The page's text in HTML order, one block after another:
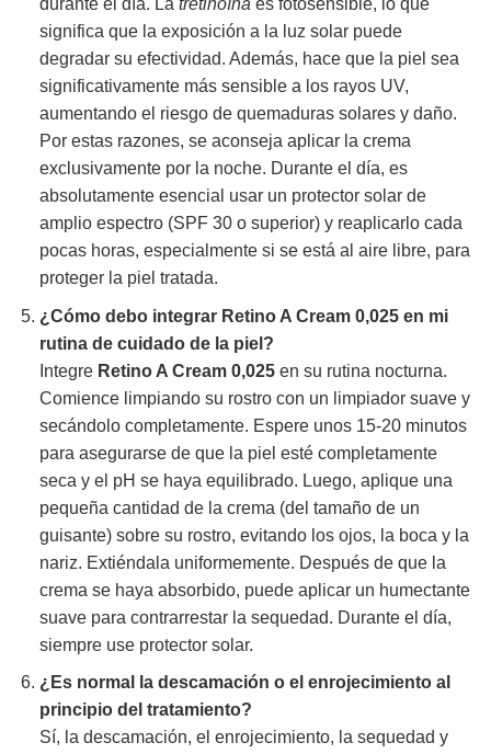
durante el día. La tretinoína es fotosensible, lo que
significa que la exposición a la luz solar puede
degradar su efectividad. Además, hace que la piel sea
significativamente más sensible a los rayos UV,
aumentando el riesgo de quemaduras solares y daño.
Por estas razones, se aconseja aplicar la crema
exclusivamente por la noche. Durante el día, es
absolutamente esencial usar un protector solar de
amplio espectro (SPF 30 o superior) y reaplicarlo cada
pocas horas, especialmente si se está al aire libre, para
proteger la piel tratada.
¿Cómo debo integrar Retino A Cream 0,025en mi
rutina de cuidado de la piel?
Integre Retino A Cream 0,025en su rutina nocturna.
Comience limpiando su rostro con un limpiador suave y
secándolo completamente. Espere unos 15-20 minutos
para asegurarse de que la piel esté completamente
seca y el pH se haya equilibrado. Luego, aplique una
pequeña cantidad de la crema (del tamaño de un
guisante) sobre su rostro, evitando los ojos, la boca y la
nariz. Extiéndala uniformemente. Después de que la
crema se haya absorbido, puede aplicar un humectante
suave para contrarrestar la sequedad. Durante el día,
siempre use protector solar.
¿Es normal la descamación o el enrojecimiento al
principio del tratamiento?
Sí, la descamación, el enrojecimiento, la sequedad y